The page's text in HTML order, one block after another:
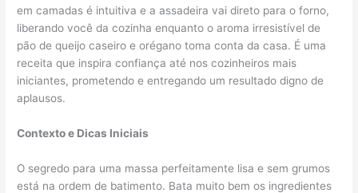
em camadas é intuitiva e a assadeira vai direto para o forno,
liberando você da cozinha enquanto o aroma irresistível de
pão de queijo caseiro e orégano toma conta da casa. É uma
receita que inspira confiança até nos cozinheiros mais
iniciantes, prometendo e entregando um resultado digno de
aplausos.
Contexto e Dicas Iniciais
O segredo para uma massa perfeitamente lisa e sem grumos
está na ordem de batimento. Bata muito bem os ingredientes